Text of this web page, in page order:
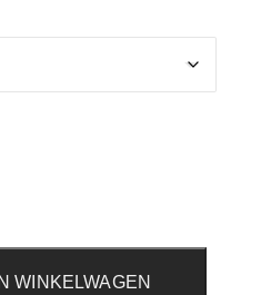
WINKELWAGEN